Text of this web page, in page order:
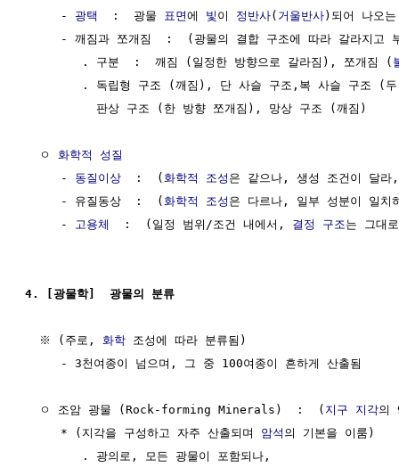
     -
광택
  :  광물
표면에 빛 이 정반사( 거울반사)되어 나오
- 깨짐과 쪼개짐  :  (광물의 결합 구조에 따라 갈라지고
        . 구분  :  깨짐 (일정한 방향으로 갈라짐), 쪼개짐 (
. 독립형 구조 (깨짐), 단 사슬 구조,복 사슬 구조 (
          판상 구조 (한 방향 쪼개짐), 망상 구조 (깨짐)
  ㅇ
화학적 성질
     -
동질이상
  :  (
화학적 조성 은 같으나, 생성 조건이 달
     - 유질동상  :  (
화학적 조성 은 다르나, 일부 성분이 일
     -
고용체
  :  (일정 범위/조건 내에서,
결정 구조는 그대
4. [광물학]  광물의 분류
  ※ (주로,
화학 조성에 따라 분류됨)
     - 3천여종이 넘으며, 그 중 100여종이 흔하게 산출됨
  ㅇ 조암 광물 (Rock-forming Minerals)  :  (
지구 지각의
     * (지각을 구성하고 자주 산출되며
암석 의 기본을 이룸)
        . 광의로, 모든 광물이 포함되나,